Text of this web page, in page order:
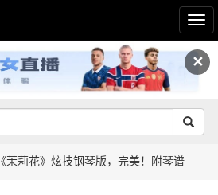
✕
《茉莉花》炫技钢琴版，完美！附琴谱